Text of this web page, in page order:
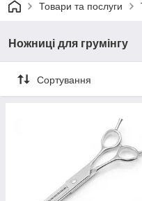
Товари та послуги
Ножниці для грумінгу
Сортування